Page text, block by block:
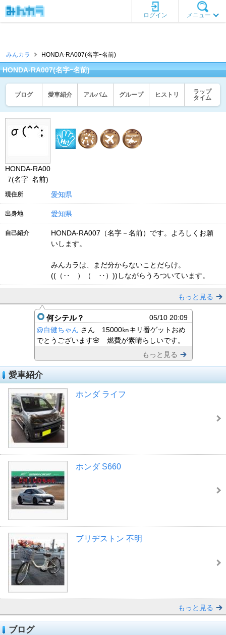
メニュー
ログイン
みんカラ HONDA-RA007(名字ｰ名前)
HONDA-RA007(名字ｰ名前)
ブログ 愛車紹介 アルバム グループ ヒストリ
ラップ
タイム
HONDA-RA00
7(名字ｰ名前)
現住所 愛知県
出身地 愛知県
自己紹介
HONDA-RA007（名字－名前）です。よろしくお願
いします。
みんカラは、まだ分からないことだらけ。
((（‥ ）（ ‥）))しながらうろついています。
もっと見る
何シテル？
05/10 20:09
@白健ちゃん さん 15000㎞キリ番ゲットおめ
でとうございます🌸 燃費が素晴らしいです。
もっと見る
愛車紹介
ホンダ ライフ
ホンダ S660
ブリヂストン 不明
もっと見る
ブログ